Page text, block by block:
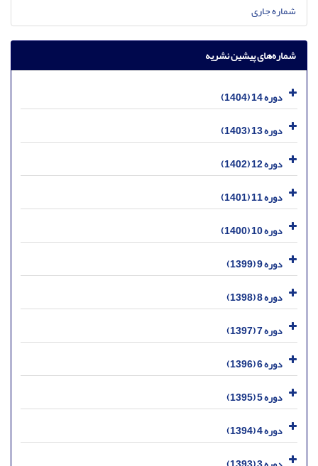
شماره جاری
شماره‌های پیشین نشریه
دوره 14 (1404)
دوره 13 (1403)
دوره 12 (1402)
دوره 11 (1401)
دوره 10 (1400)
دوره 9 (1399)
دوره 8 (1398)
دوره 7 (1397)
دوره 6 (1396)
دوره 5 (1395)
دوره 4 (1394)